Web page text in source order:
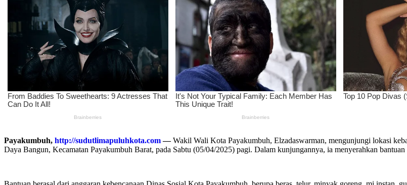
Payakumbuh, http://sudutlimapuluhkota.com—Wakil Wali Kota Payakumbuh, Elzadaswarman, mengunjungi lokasi
Daya Bangun, Kecamatan Payakumbuh Barat, pada Sabtu (05/04/2025) pagi. Dalam kunjungannya, ia menyerahkan